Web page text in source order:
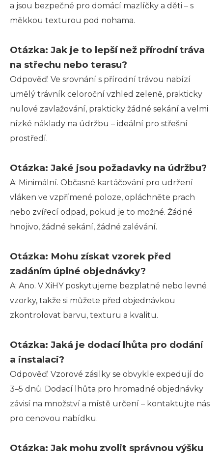
a jsou bezpečné pro domácí mazlíčky a děti – s
měkkou texturou pod nohama.
Otázka: Jak je to lepší než přírodní tráva
na střechu nebo terasu?
Odpověď: Ve srovnání s přírodní trávou nabízí
umělý trávník celoroční vzhled zeleně, prakticky
nulové zavlažování, prakticky žádné sekání a velmi
nízké náklady na údržbu – ideální pro střešní
prostředí.
Otázka: Jaké jsou požadavky na údržbu?
A: Minimální. Občasné kartáčování pro udržení
vláken ve vzpřímené poloze, opláchněte prach
nebo zvířecí odpad, pokud je to možné. Žádné
hnojivo, žádné sekání, žádné zalévání.
Otázka: Mohu získat vzorek před
zadáním úplné objednávky?
A: Ano. V XiHY poskytujeme bezplatné nebo levné
vzorky, takže si můžete před objednávkou
zkontrolovat barvu, texturu a kvalitu.
Otázka: Jaká je dodací lhůta pro dodání
a instalaci?
Odpověď: Vzorové zásilky se obvykle expedují do
3–5 dnů. Dodací lhůta pro hromadné objednávky
závisí na množství a místě určení – kontaktujte nás
pro cenovou nabídku.
Otázka: Jak mohu zvolit správnou výšku